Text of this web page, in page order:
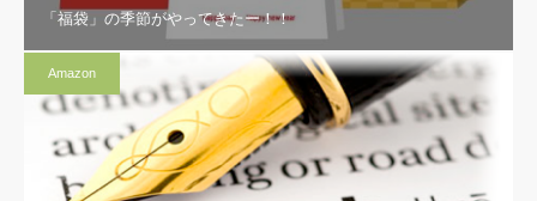
「福袋」の季節がやってきたー！！
Amazon